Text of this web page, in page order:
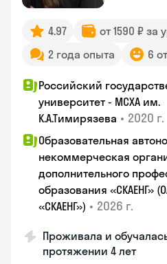
4.97
от 1590 ₽ за
2 года опыта
6
Российский
университет - МСХА им.
К.А.Тимирязева • 2020 г.
Образовательная
некоммерческая
дополнительного
образования «СКАЕНГ»
«СКАЕНГ») • 2026 г.
Проживала и
протяжении 4 лет